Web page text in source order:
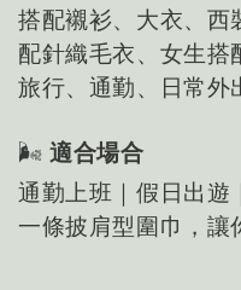
搭配襯衫、大衣、西
配針織毛衣、女生搭
旅行、通勤、日常外
🌬 適合場合
通勤上班｜假日出遊
一條披肩型圍巾，讓